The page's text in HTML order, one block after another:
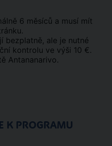
6 měsíců a musí mít
bezplatně, ale je nutné
kontrolu ve výši 10 €.
Antananarivo.
K PROGRAMU